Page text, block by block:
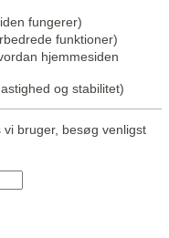
fungerer)
funktioner)
hjemmesiden
og stabilitet)
bruger, besøg venligst